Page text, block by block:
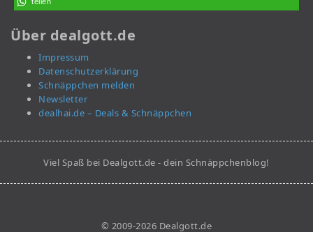
Über dealgott.de
Impressum
Datenschutzerklärung
Schnäppchen melden
Newsletter
dealhai.de – Deals & Schnäppchen
Viel Spaß bei Dealgott.de - dein Schnäppchenblog!
© 2009-2026 Dealgott.de